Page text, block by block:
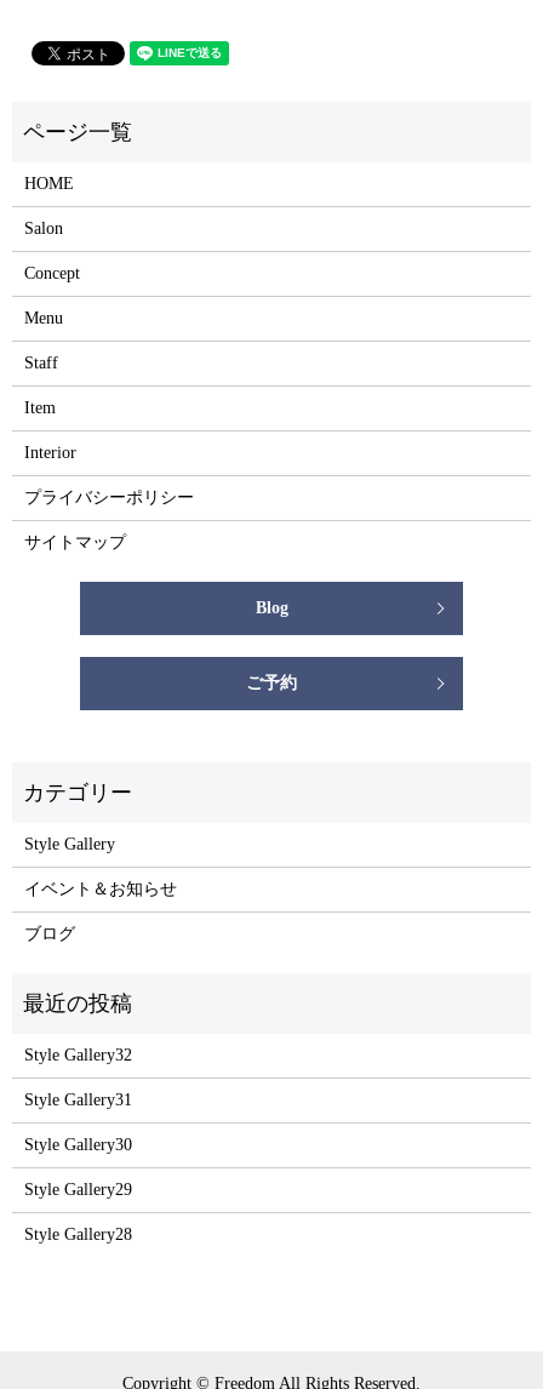
HOME
Salon
Concept
Menu
Staff
Item
Interior
プライバシーポリシー
サイトマップ
Blog
ご予約
Style Gallery
イベント＆お知らせ
ブログ
Style Gallery32
Style Gallery31
Style Gallery30
Style Gallery29
Style Gallery28
Copyright © Freedom All Rights Reserved.